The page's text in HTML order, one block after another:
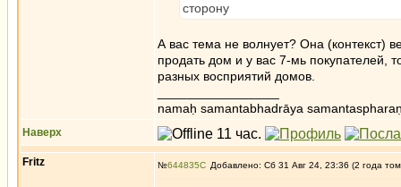
сторону
А вас тема не волнует? Она (контекст)
продать дом и у вас 7-мь покупателей,
разных восприятий домов.
namaḥ samantabhadrāya
Наверх
Fritz №644835 Добавлено: Сб 31 Авг 24, 23:36 (2 года